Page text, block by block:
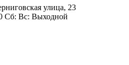
улица, 23
Сб: Вс: Выходной